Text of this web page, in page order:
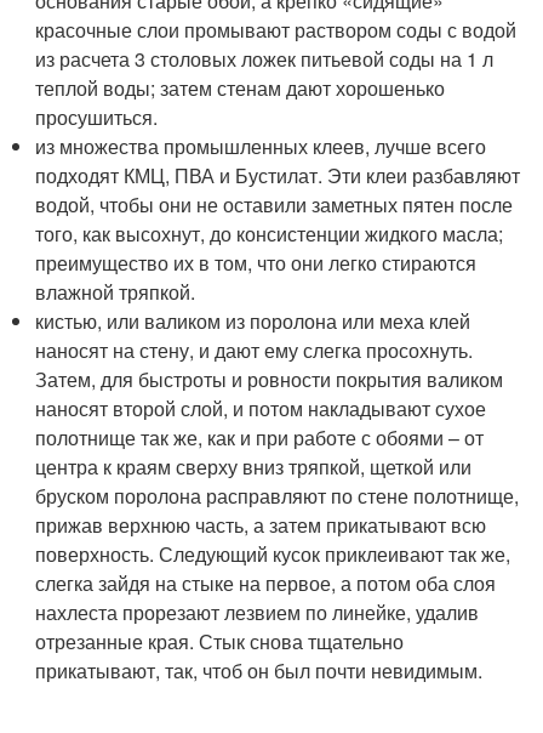
красочные слои промывают раствором соды с водой
из расчета 3 столовых ложек питьевой соды на 1 л
теплой воды; затем стенам дают хорошенько
просушиться.
из множества промышленных клеев, лучше всего
подходят КМЦ, ПВА и Бустилат. Эти клеи разбавляют
водой, чтобы они не оставили заметных пятен после
того, как высохнут, до консистенции жидкого масла;
преимущество их в том, что они легко стираются
влажной тряпкой.
кистью, или валиком из поролона или меха клей
наносят на стену, и дают ему слегка просохнуть.
Затем, для быстроты и ровности покрытия валиком
наносят второй слой, и потом накладывают сухое
полотнище так же, как и при работе с обоями – от
центра к краям сверху вниз тряпкой, щеткой или
бруском поролона расправляют по стене полотнище,
прижав верхнюю часть, а затем прикатывают всю
поверхность. Следующий кусок приклеивают так же,
слегка зайдя на стыке на первое, а потом оба слоя
нахлеста прорезают лезвием по линейке, удалив
отрезанные края. Стык снова тщательно
прикатывают, так, чтоб он был почти невидимым.